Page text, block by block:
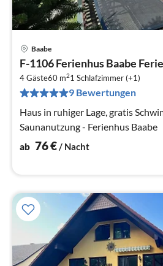
Baabe
F-1106 Ferienhus Baabe
4 Gäste60 m21 Schlafzimmer (+1)
9 Bewertungen
Haus in ruhiger Lage, gratis
Saunanutzung - Ferienhus Baabe
ab 76€/ Nacht